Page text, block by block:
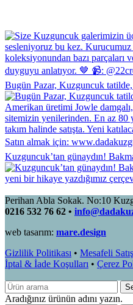
Bugün Pazar, Kuzguncuk
Kuzguncuk’tan günaydın!
Perihan Abla Sokak. No:10
0216 532 76 62 •
web tasarım: mare.design
Gizlilik Politikası • Mesafeli
İptal & İade Koşulları • Çerez
Aradığınız ürünün adını yazın.